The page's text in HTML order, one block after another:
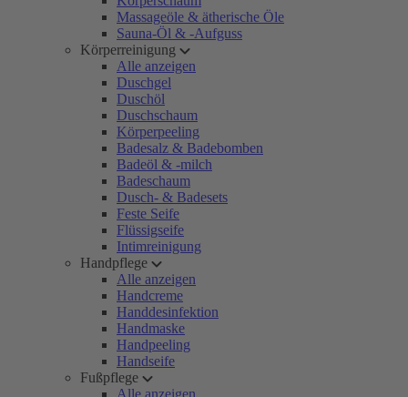
Massageöle & ätherische Öle
Sauna-Öl & -Aufguss
Körperreinigung
Alle anzeigen
Duschgel
Duschöl
Duschschaum
Körperpeeling
Badesalz & Badebomben
Badeöl & -milch
Badeschaum
Dusch- & Badesets
Feste Seife
Flüssigseife
Intimreinigung
Handpflege
Alle anzeigen
Handcreme
Handdesinfektion
Handmaske
Handpeeling
Handseife
Fußpflege
Alle anzeigen